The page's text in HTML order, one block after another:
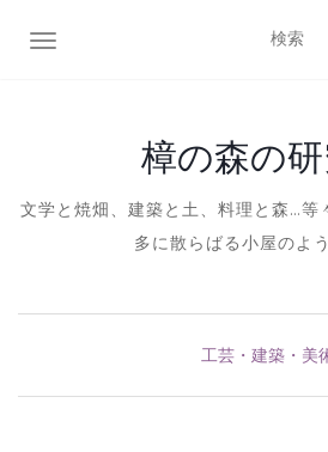
ナビゲーション切り替え
樟の森の
文学と焼畑、建築と土、料理と森…等
多に散らばる小屋のよ
工芸・建築・美